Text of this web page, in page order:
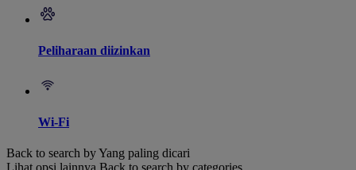
Peliharaan diizinkan
Wi-Fi
Back to search by Yang paling dicari